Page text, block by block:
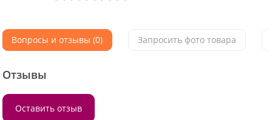
Вопросы и отзывы (0) Запросить фото товара
Отзывы
Оставить отзыв